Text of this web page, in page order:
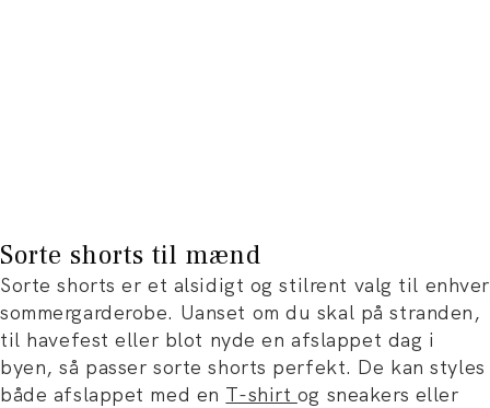
Sorte shorts til mænd
Sorte shorts er et alsidigt og stilrent valg til enhver
sommergarderobe. Uanset om du skal på stranden,
til havefest eller blot nyde en afslappet dag i
byen, så passer sorte shorts perfekt. De kan styles
både afslappet med en T-shirt og sneakers eller